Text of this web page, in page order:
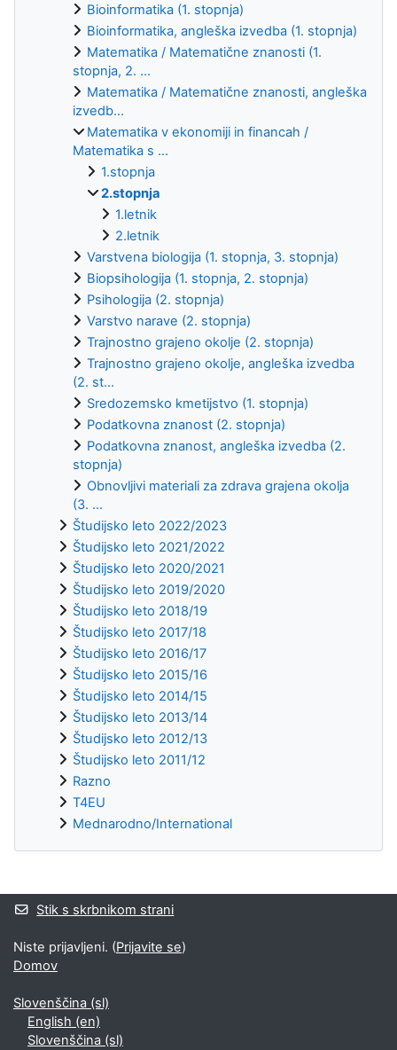
Bioinformatika (1. stopnja)
Bioinformatika, angleška izvedba (1. stopnja)
Matematika / Matematične znanosti (1.
stopnja, 2. ...
Matematika / Matematične znanosti, angleška
izvedb...
Matematika v ekonomiji in financah /
Matematika s ...
1.stopnja
2.stopnja
1.letnik
2.letnik
Varstvena biologija (1. stopnja, 3. stopnja)
Biopsihologija (1. stopnja, 2. stopnja)
Psihologija (2. stopnja)
Varstvo narave (2. stopnja)
Trajnostno grajeno okolje (2. stopnja)
Trajnostno grajeno okolje, angleška izvedba
(2. st...
Sredozemsko kmetijstvo (1. stopnja)
Podatkovna znanost (2. stopnja)
Podatkovna znanost, angleška izvedba (2.
stopnja)
Obnovljivi materiali za zdrava grajena okolja
(3. ...
Študijsko leto 2022/2023
Študijsko leto 2021/2022
Študijsko leto 2020/2021
Študijsko leto 2019/2020
Študijsko leto 2018/19
Študijsko leto 2017/18
Študijsko leto 2016/17
Študijsko leto 2015/16
Študijsko leto 2014/15
Študijsko leto 2013/14
Študijsko leto 2012/13
Študijsko leto 2011/12
Razno
T4EU
Mednarodno/International
Supplementary blocks
Stik s skrbnikom strani
Niste prijavljeni. (Prijavite se)
Domov
Slovenščina ‎(sl)‎
English ‎(en)‎
Slovenščina ‎(sl)‎